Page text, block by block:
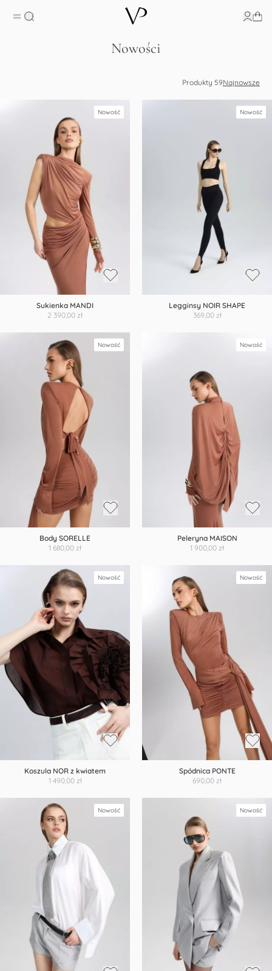
Nowości
Produkty 59Najnowsze
Nowość
Sukienka MANDI
2 390,00 zł
Nowość
Legginsy NOIR SHAPE
369,00 zł
Nowość
Body SORELLE
1 680,00 zł
Nowość
Peleryna MAISON
1 900,00 zł
Nowość
Koszula NOR z kwiatem
1 490,00 zł
Nowość
Spódnica PONTE
690,00 zł
Nowość Nowość